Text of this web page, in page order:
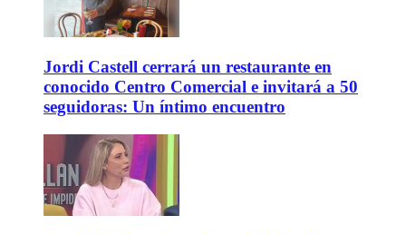
Jordi Castell cerrará un restaurante en
conocido Centro Comercial e invitará a 50
seguidoras: Un íntimo encuentro